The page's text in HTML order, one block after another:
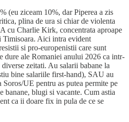
(eu ziceam 10%, dar Piperea a zis
plina de ura si chiar de violenta
cu Charlie Kirk, concentrata aproape
Aici intra evident
si pro-europenistii care sunt
dure ale Romaniei anului 2026 ca intr-
zeitati. Au salarii babane la
bine salariile first-hand), SAU au
UE pentru as putea permite pe
banane, blugi si vacante. Cum astia
ca ii doare fix in pula de ce se